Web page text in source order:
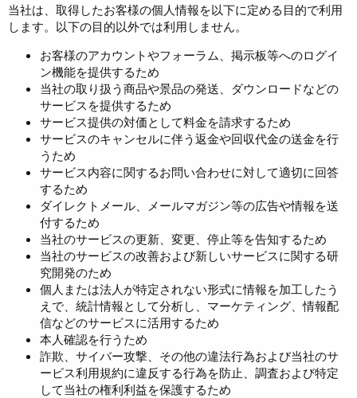
当社は、取得したお客様の個人情報を以下に定める目的で利用
します。以下の目的以外では利用しません。
お客様のアカウントやフォーラム、掲示板等へのログイ
ン機能を提供するため
当社の取り扱う商品や景品の発送、ダウンロードなどの
サービスを提供するため
サービス提供の対価として料金を請求するため
サービスのキャンセルに伴う返金や回収代金の送金を行
うため
サービス内容に関するお問い合わせに対して適切に回答
するため
ダイレクトメール、メールマガジン等の広告や情報を送
付するため
当社のサービスの更新、変更、停止等を告知するため
当社のサービスの改善および新しいサービスに関する研
究開発のため
個人または法人が特定されない形式に情報を加工したう
えで、統計情報として分析し、マーケティング、情報配
信などのサービスに活用するため
本人確認を行うため
詐欺、サイバー攻撃、その他の違法行為および当社のサ
ービス利用規約に違反する行為を防止、調査および特定
して当社の権利利益を保護するため